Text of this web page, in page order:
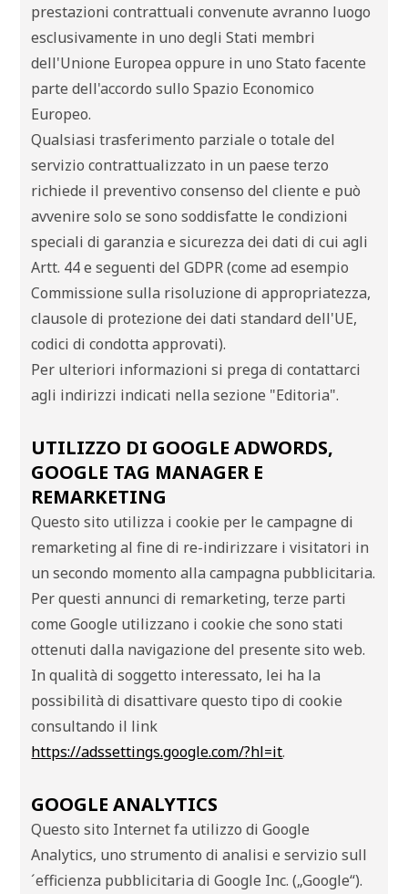
prestazioni contrattuali convenute avranno luogo
esclusivamente in uno degli Stati membri
dell'Unione Europea oppure in uno Stato facente
parte dell'accordo sullo Spazio Economico
Europeo.
Qualsiasi trasferimento parziale o totale del
servizio contrattualizzato in un paese terzo
richiede il preventivo consenso del cliente e può
avvenire solo se sono soddisfatte le condizioni
speciali di garanzia e sicurezza dei dati di cui agli
Artt. 44 e seguenti del GDPR (come ad esempio
Commissione sulla risoluzione di appropriatezza,
clausole di protezione dei dati standard dell'UE,
codici di condotta approvati).
Per ulteriori informazioni si prega di contattarci
agli indirizzi indicati nella sezione "Editoria".
UTILIZZO DI GOOGLE ADWORDS,
GOOGLE TAG MANAGER E
REMARKETING
Questo sito utilizza i cookie per le campagne di
remarketing al fine di re-indirizzare i visitatori in
un secondo momento alla campagna pubblicitaria.
Per questi annunci di remarketing, terze parti
come Google utilizzano i cookie che sono stati
ottenuti dalla navigazione del presente sito web.
In qualità di soggetto interessato, lei ha la
possibilità di disattivare questo tipo di cookie
consultando il link
https://adssettings.google.com/?hl=it.
GOOGLE ANALYTICS
Questo sito Internet fa utilizzo di Google
Analytics, uno strumento di analisi e servizio sull
´efficienza pubblicitaria di Google Inc. („Google“).